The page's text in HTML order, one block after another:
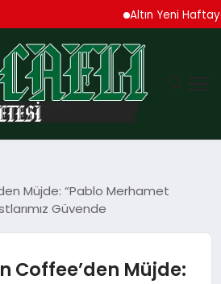
Altın Yeni Haftaya
Müjde: “Pablo Merhamet
Güvende
Coffee’den Müjde: